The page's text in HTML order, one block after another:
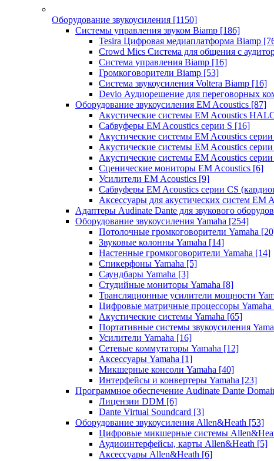
Оборудование звукоусиления [1150]
Системы управления звуком Biamp [186]
Tesira Цифровая медиаплатформа Biamp
Crowd Mics Система для общения с
Система управления Biamp [16]
Громкоговорители Biamp [53]
Система звукоусиления Voltera Biamp [16]
Devio Аудиорешение для переговорных
Оборудование звукоусиления EM Acoustics [87]
Акустические системы EM Acoustics
Сабвуферы EM Acoustics серии S [16]
Акустические системы EM Acoustics
Акустические системы EM Acoustics серии
Акустические системы EM Acoustics
Сценические мониторы EM Acoustics [6]
Усилители EM Acoustics [9]
Сабвуферы EM Acoustics серии CS
Аксессуары для акустических систем EM
Адаптеры Audinate Dante для звукового
Оборудование звукоусиления Yamaha [254]
Потолочные громкоговорители Yamaha
Звуковые колонны Yamaha [14]
Настенные громкоговорители Yamaha [14]
Спикерфоны Yamaha [5]
Саундбары Yamaha [3]
Студийные мониторы Yamaha [8]
Трансляционные усилители мощности
Цифровые матричные процессоры Yamaha
Акустические системы Yamaha [65]
Портативные системы звукоусиления
Усилители Yamaha [16]
Сетевые коммутаторы Yamaha [12]
Аксессуары Yamaha [1]
Микшерные консоли Yamaha [40]
Интерфейсы и конвертеры Yamaha [23]
Программное обеспечение Audinate Dante
Лицензии DDM [6]
Dante Virtual Soundcard [3]
Оборудование звукоусиления Allen&Heath [53]
Цифровые микшерные системы
Аудиоинтерфейсы, карты Allen&Heath [5]
Аксессуары Allen&Heath [6]